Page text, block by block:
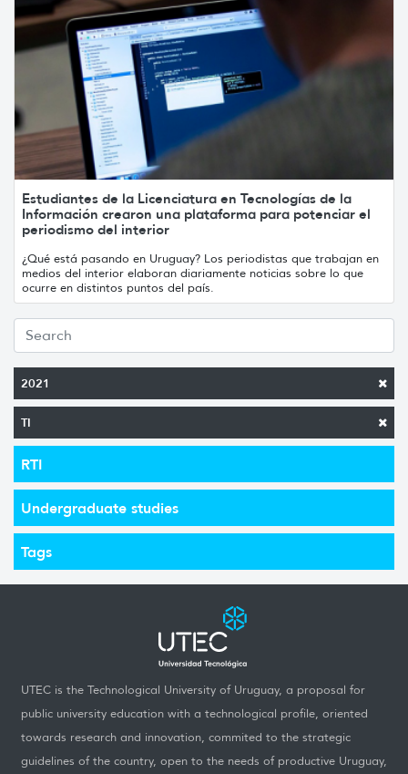
2021
TI
RTI
Undergraduate studies
Tags
Estudiantes de la Licenciatura en Tecnologías de la
Información crearon una plataforma para potenciar el
periodismo del interior
¿Qué está pasando en Uruguay? Los periodistas que trabajan en
medios del interior elaboran diariamente noticias sobre lo que
ocurre en distintos puntos del país.
UTEC is the Technological University of Uruguay, a proposal for
public university education with a technological profile, oriented
towards research and innovation, commited to the strategic
guidelines of the country, open to the needs of productive Uruguay,